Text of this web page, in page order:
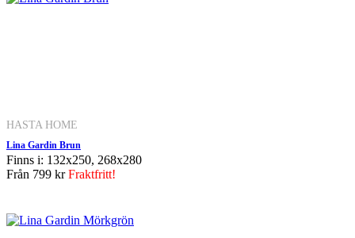
HASTA HOME
Lina Gardin Brun
Finns i: 132x250, 268x280
Från 799 krFraktfritt!